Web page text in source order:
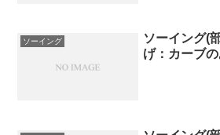
ソーイング
ソーイング(
げ：カーブ